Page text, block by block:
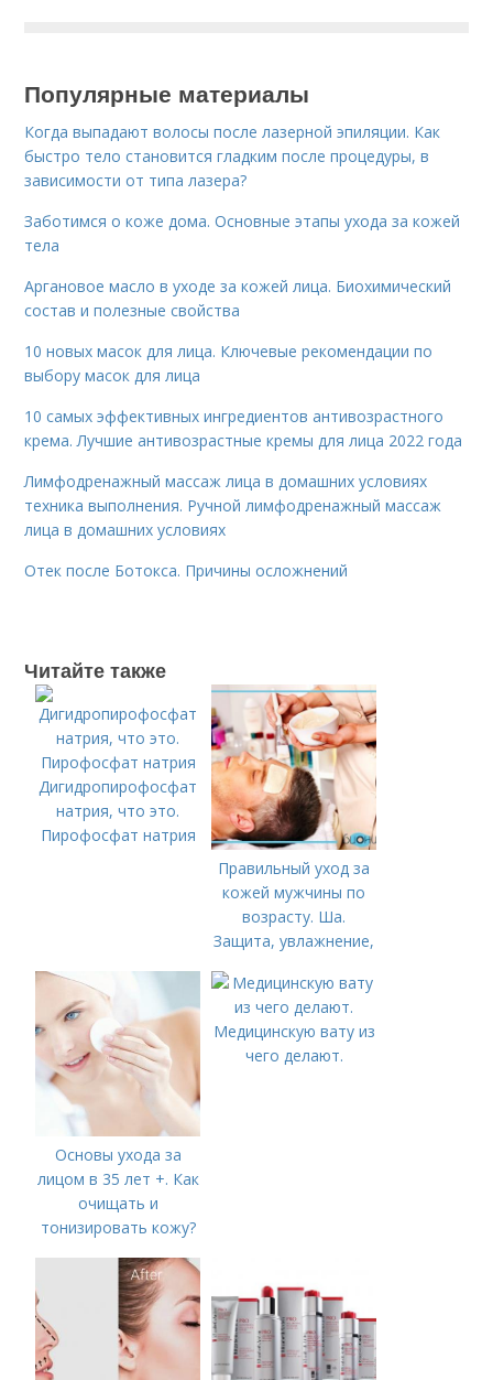
Популярные материалы
Когда выпадают волосы после лазерной эпиляции. Как
быстро тело становится гладким после процедуры, в
зависимости от типа лазера?
Заботимся о коже дома. Основные этапы ухода за кожей
тела
Аргановое масло в уходе за кожей лица. Биохимический
состав и полезные свойства
10 новых масок для лица. Ключевые рекомендации по
выбору масок для лица
10 самых эффективных ингредиентов антивозрастного
крема. Лучшие антивозрастные кремы для лица 2022 года
Лимфодренажный массаж лица в домашних условиях
техника выполнения. Ручной лимфодренажный массаж
лица в домашних условиях
Отек после Ботокса. Причины осложнений
Читайте также
Дигидропирофосфат
натрия, что это.
Пирофосфат натрия
Правильный уход за
кожей мужчины по
возрасту. Ша.
Защита, увлажнение,
Основы ухода за
лицом в 35 лет +. Как
очищать и
тонизировать кожу?
Медицинскую вату из
чего делают.